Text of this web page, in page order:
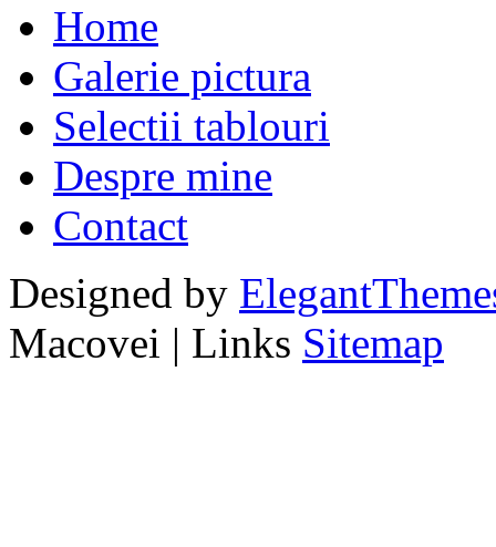
Home
Galerie pictura
Selectii tablouri
Despre mine
Contact
Designed by
Macovei | Links Sitemap